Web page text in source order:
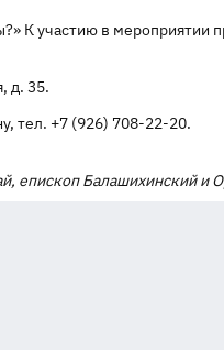
К участию в мероприятии
д. 35.
тел. +7 (926) 708-22-20.
епископ Балашихинский и